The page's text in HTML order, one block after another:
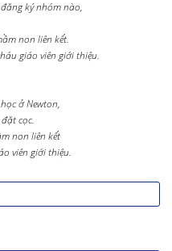
ký nhóm nào,
non liên kết.
giáo viên giới thiệu.
ở Newton,
cọc.
non liên kết
viên giới thiệu.